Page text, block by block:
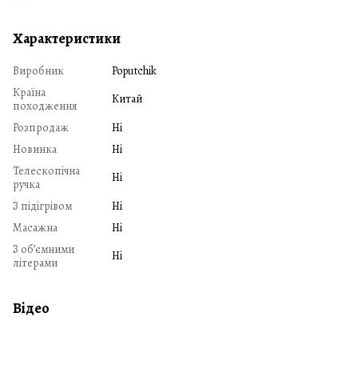
Характеристики
Виробник
Poputchik
Країна
походження
Китай
Розпродаж
Ні
Новинка
Ні
Телескопічна
ручка
Ні
З підігрівом
Ні
Масажна
Ні
З обʼємними
літерами
Ні
Відео